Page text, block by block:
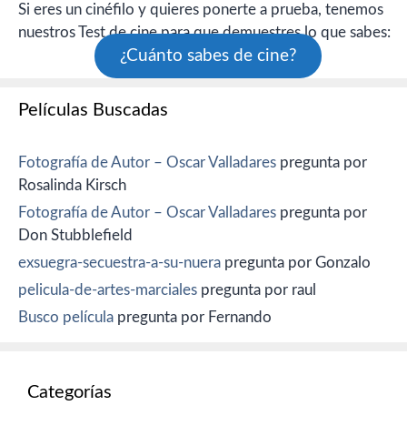
Si eres un cinéfilo y quieres ponerte a prueba, tenemos
nuestros Test de cine para que demuestres lo que sabes:
¿Cuánto sabes de cine?
Películas Buscadas
Fotografía de Autor – Oscar Valladares pregunta por
Rosalinda Kirsch
Fotografía de Autor – Oscar Valladares pregunta por
Don Stubblefield
exsuegra-secuestra-a-su-nuera pregunta por Gonzalo
pelicula-de-artes-marciales pregunta por raul
Busco película pregunta por Fernando
Categorías